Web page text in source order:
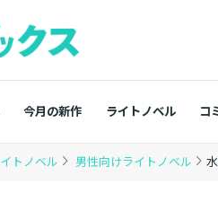
今月の新作 ライトノベル コ
トノベル 男性向けライトノベル